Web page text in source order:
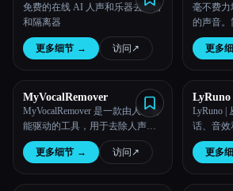
Remover
免费的在线 AI 人声和乐器去除器
和隔离器
更多细节 → 访问 ↗︎
Online
毫不费力
的声音。
使用 AI
实时降噪
更多
MyVocalRemover
MyVocalRemover 是一款由人工智
能驱动的工具，用于去除人声和
与歌曲隔离。
更多细节 → 访问 ↗︎
LyRuno
LyRuno |
话、音效
更多